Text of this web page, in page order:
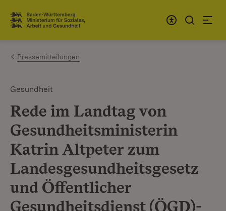
Zum Inhalt springen
Link zur Startseite
Pressemitteilungen
Gesundheit
Rede im Landtag von
Gesundheitsministerin
Katrin Altpeter zum
Landesgesundheitsgesetz
und Öffentlicher
Gesundheitsdienst (ÖGD)-